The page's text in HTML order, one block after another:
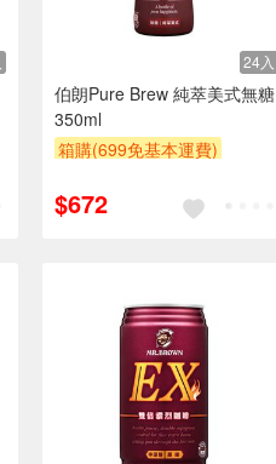
24入
伯朗Pure Brew 純萃美式無糖
350ml
箱購(699免基本運費)
$672